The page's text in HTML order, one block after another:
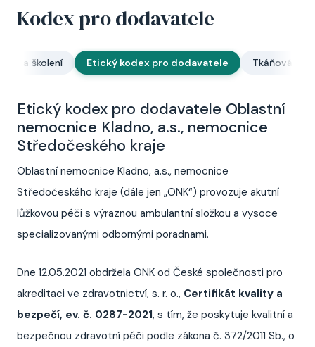
Kodex pro dodavatele
a školení Etický kodex pro dodavatele Tkáňová
Etický kodex pro dodavatele Oblastní
nemocnice Kladno, a.s., nemocnice
Středočeského kraje
Oblastní nemocnice Kladno, a.s., nemocnice
Středočeského kraje (dále jen „ONK“) provozuje akutní
lůžkovou péči s výraznou ambulantní složkou a vysoce
specializovanými odbornými poradnami.
Dne 12.05.2021 obdržela ONK od České společnosti pro
akreditaci ve zdravotnictví, s. r. o., Certifikát kvality a
bezpečí, ev. č. 0287-2021, s tím, že poskytuje kvalitní a
bezpečnou zdravotní péči podle zákona č. 372/2011 Sb., o